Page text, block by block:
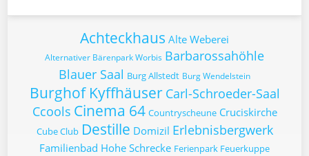
Achteckhaus Alte Weberei
Alternativer Bärenpark Worbis Barbarossahöhle
Blauer Saal Burg Allstedt Burg Wendelstein
Burghof Kyffhäuser Carl-Schroeder-Saal
Ccools Cinema 64 Countryscheune Cruciskirche
Cube Club Destille Domizil Erlebnisbergwerk
Familienbad Hohe Schrecke Ferienpark Feuerkuppe